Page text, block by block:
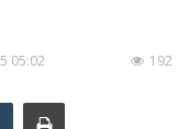
05:02 192